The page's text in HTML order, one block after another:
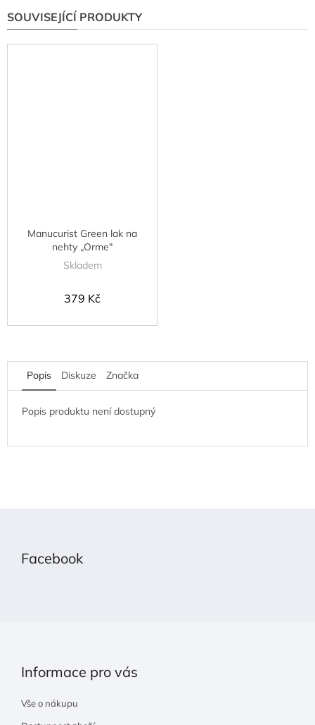
SOUVISEJÍCÍ PRODUKTY
Manucurist Green lak na
nehty „Orme"
Skladem
379 Kč
Popis Diskuze Značka
Popis produktu není dostupný
Facebook
Informace pro vás
Vše o nákupu